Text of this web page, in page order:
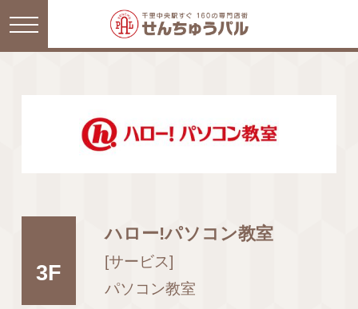
3F
ハロー!パソコン教室
[サービス]
パソコン教室